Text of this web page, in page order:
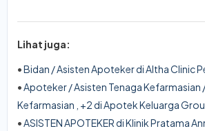
Lihat juga:
•Bidan / Asisten Apoteker di Altha Clinic
•Apoteker / Asisten Tenaga Kefarmasian
Kefarmasian , +2 di Apotek Keluarga
•ASISTEN APOTEKER di Klinik Pratama